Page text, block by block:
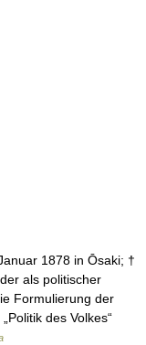
1878 in Ōsaki; †
als politischer
Formulierung der
des Volkes“